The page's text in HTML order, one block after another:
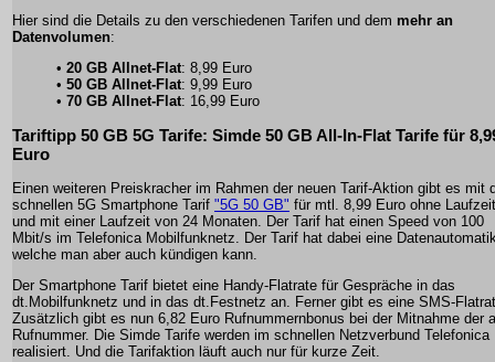
Hier sind die Details zu den verschiedenen Tarifen und dem mehr an
Datenvolumen:
• 20 GB Allnet-Flat: 8,99 Euro
• 50 GB Allnet-Flat: 9,99 Euro
• 70 GB Allnet-Flat: 16,99 Euro
Tariftipp 50 GB 5G Tarife: Simde 50 GB All-In-Flat Tarife für
Euro
Einen weiteren Preiskracher im Rahmen der neuen Tarif-Aktion gibt es mit
schnellen 5G Smartphone Tarif "5G 50 GB" für mtl. 8,99 Euro ohne Laufzeit
und mit einer Laufzeit von 24 Monaten. Der Tarif hat einen Speed von 100
Mbit/s im Telefonica Mobilfunknetz. Der Tarif hat dabei eine
welche man aber auch kündigen kann.
Der Smartphone Tarif bietet eine Handy-Flatrate für Gespräche in das
dt.Mobilfunknetz und in das dt.Festnetz an. Ferner gibt es eine SMS-
Zusätzlich gibt es nun 6,82 Euro Rufnummernbonus bei der Mitnahme der
Rufnummer. Die Simde Tarife werden im schnellen Netzverbund Telefonica
realisiert. Und die Tarifaktion läuft auch nur für kurze Zeit.